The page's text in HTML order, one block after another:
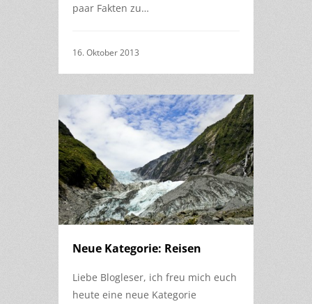
paar Fakten zu…
16. Oktober 2013
Neue Kategorie: Reisen
Liebe Blogleser, ich freu mich euch
heute eine neue Kategorie